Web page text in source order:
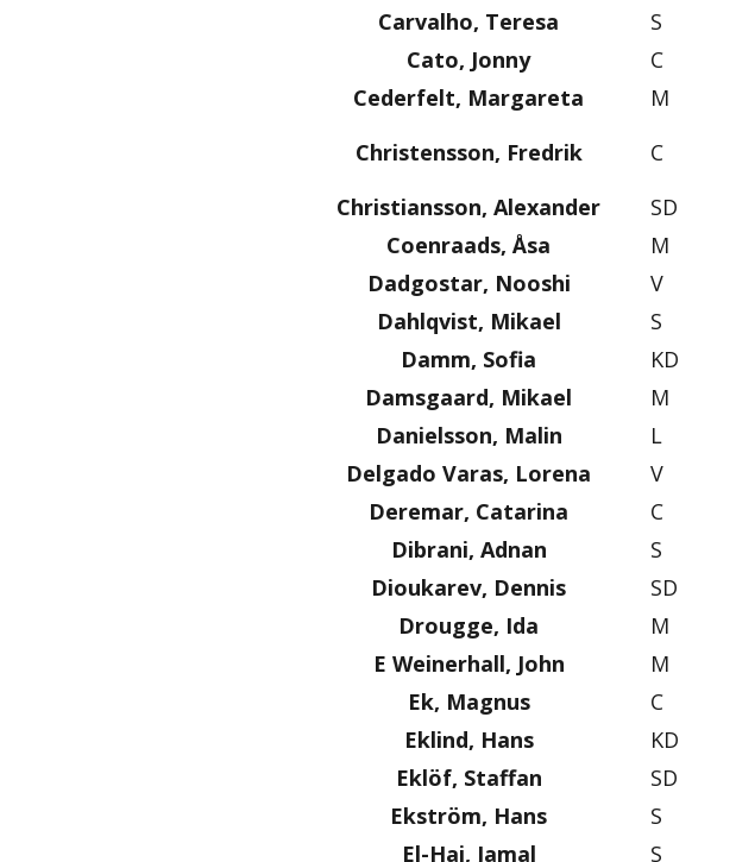
Carvalho, Teresa
S
Cato, Jonny
C
Cederfelt, Margareta
M
Christensson, Fredrik
C
Christiansson, Alexander
SD
Coenraads, Åsa
M
Dadgostar, Nooshi
V
Dahlqvist, Mikael
S
Damm, Sofia
KD
Damsgaard, Mikael
M
Danielsson, Malin
L
Delgado Varas, Lorena
V
Deremar, Catarina
C
Dibrani, Adnan
S
Dioukarev, Dennis
SD
Drougge, Ida
M
E Weinerhall, John
M
Ek, Magnus
C
Eklind, Hans
KD
Eklöf, Staffan
SD
Ekström, Hans
S
El-Haj, Jamal
S